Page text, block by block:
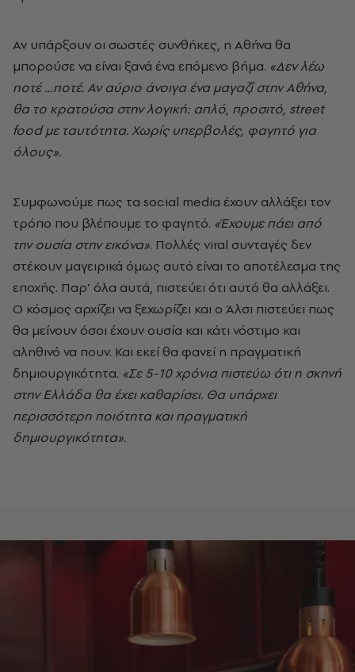
Αν υπάρξουν οι σωστές συνθήκες, η Αθήνα θα
μπορούσε να είναι ξανά ένα επόμενο βήμα. «Δεν λέω
ποτέ …ποτέ. Αν αύριο άνοιγα ένα μαγαζί στην Αθήνα,
θα το κρατούσα στην λογική: απλό, προσιτό, street
food με ταυτότητα. Χωρίς υπερβολές, φαγητό για
όλους».
Συμφωνούμε πως τα social media έχουν αλλάξει τον
τρόπο που βλέπουμε το φαγητό. «Έχουμε πάει από
την ουσία στην εικόνα». Πολλές viral συνταγές δεν
στέκουν μαγειρικά όμως αυτό είναι το αποτέλεσμα της
εποχής. Παρ’ όλα αυτά, πιστεύει ότι αυτό θα αλλάξει.
Ο κόσμος αρχίζει να ξεχωρίζει και ο Άλσι πιστεύει πως
θα μείνουν όσοι έχουν ουσία και κάτι νόστιμο και
αληθινό να πουν. Και εκεί θα φανεί η πραγματική
δημιουργικότητα. «Σε 5-10 χρόνια πιστεύω ότι η σκηνή
στην Ελλάδα θα έχει καθαρίσει. Θα υπάρχει
περισσότερη ποιότητα και πραγματική
δημιουργικότητα».